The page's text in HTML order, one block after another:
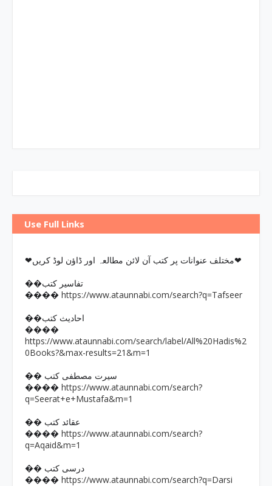
Use Full Links
❤مختلف عنوانات پر کتب آن لائن مطالعہ اور ڈاؤن لوڈ کریں❤
��تفاسیر کتب
���� https://www.ataunnabi.com/search?q=Tafseer
��احادیث کتب
����
https://www.ataunnabi.com/search/label/All%20Hadis%2
0Books?&max-results=21&m=1
�� سیرت مصطفی کتب
���� https://www.ataunnabi.com/search?
q=Seerat+e+Mustafa&m=1
�� عقائد کتب
���� https://www.ataunnabi.com/search?
q=Aqaid&m=1
�� درسی کتب
���� https://www.ataunnabi.com/search?q=Darsi